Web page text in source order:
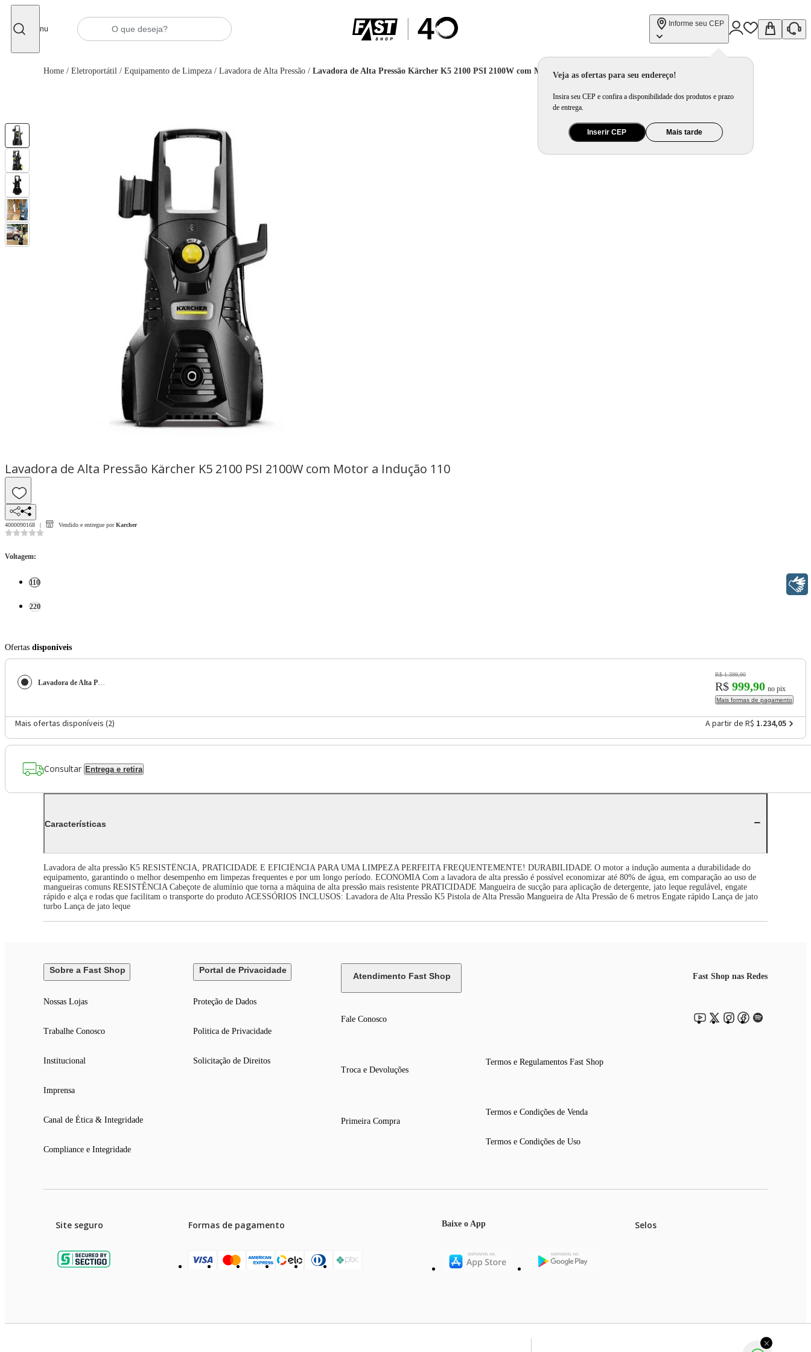
Menu
Informe seu CEP
Veja as ofertas para seu endereço!
Insira seu CEP e confira a disponibilidade dos produtos e prazo
de entrega.
Inserir CEP Mais tarde
Home / Eletroportátil / Equipamento de Limpeza / Lavadora de Alta Pressão / Lavadora de Alta Pressão Kärcher K5 2100 PSI 2100W com Motor a Indução
Lavadora de Alta Pressão Kärcher K5 2100 PSI 2100W com Motor a Indução 110
4000090168 Vendido e entregue por Karcher
Voltagem:
110
220
Ofertas disponíveis
Lavadora de Alta Pressão Kärcher K5 2100 PSI 2100W com Motor a Indução
R$ 1.399,90
R$ 999,90 no pix
Mais formas de pagamento
Mais ofertas disponíveis (2) A partir de R$ 1.234,05
Consultar Entrega e retira
Características
Lavadora de alta pressão K5 RESISTÊNCIA, PRATICIDADE E EFICIÊNCIA PARA UMA LIMPEZA PERFEITA FREQUENTEMENTE! DURABILIDADE O motor a indução aumenta a durabilidade do
equipamento, garantindo o melhor desempenho em limpezas frequentes e por um longo período. ECONOMIA Com a lavadora de alta pressão é possível economizar até 80% de água, em comparação ao uso de
mangueiras comuns RESISTÊNCIA Cabeçote de alumínio que torna a máquina de alta pressão mais resistente PRATICIDADE Mangueira de sucção para aplicação de detergente, jato leque regulável, engate
rápido e alça e rodas que facilitam o transporte do produto ACESSÓRIOS INCLUSOS: Lavadora de Alta Pressão K5 Pistola de Alta Pressão Mangueira de Alta Pressão de 6 metros Engate rápido Lança de jato
turbo Lança de jato leque
Sobre a Fast Shop
Nossas Lojas
Trabalhe Conosco
Institucional
Imprensa
Canal de Ética & Integridade
Compliance e Integridade
Portal de Privacidade
Proteção de Dados
Politica de Privacidade
Solicitação de Direitos
Atendimento Fast Shop
Fale Conosco
Troca e Devoluções
Primeira Compra
Termos e Regulamentos Fast Shop
Termos e Condições de Venda
Termos e Condições de Uso
Fast Shop nas Redes
Site seguro Formas de pagamento Baixe o App Selos